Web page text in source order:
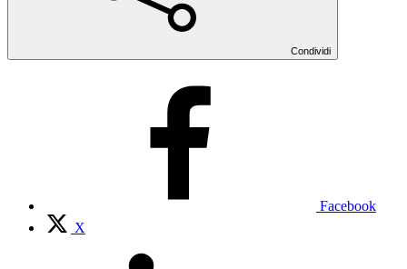
Condividi
Facebook
X